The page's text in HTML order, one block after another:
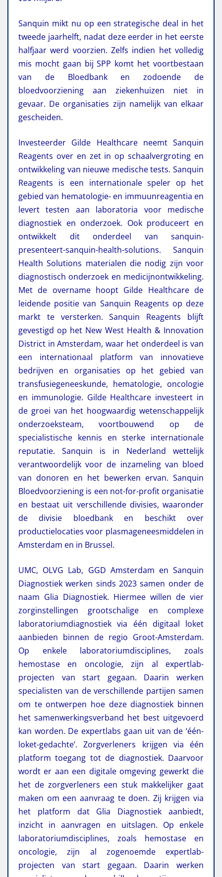
Sanquin mikt nu op een strategische deal in het
tweede jaarhelft, nadat deze eerder in het eerste
halfjaar werd voorzien. Zelfs indien het volledig
mis mocht gaan bij SPP komt het voortbestaan
van de Bloedbank en zodoende de
bloedvoorziening aan ziekenhuizen niet in
gevaar. De organisaties zijn namelijk van elkaar
gescheiden.
Investeerder Gilde Healthcare neemt Sanquin
Reagents over en zet in op schaalvergroting en
ontwikkeling van nieuwe medische tests. Sanquin
Reagents is een internationale speler op het
gebied van hematologie- en immuunreagentia en
levert testen aan laboratoria voor medische
diagnostiek en onderzoek. Ook produceert en
ontwikkelt dit onderdeel van sanquin-
presenteert-sanquin-health-solutions. Sanquin
Health Solutions materialen die nodig zijn voor
diagnostisch onderzoek en medicijnontwikkeling.
Met de overname hoopt Gilde Healthcare de
leidende positie van Sanquin Reagents op deze
markt te versterken. Sanquin Reagents blijft
gevestigd op het New West Health & Innovation
District in Amsterdam, waar het onderdeel is van
een internationaal platform van innovatieve
bedrijven en organisaties op het gebied van
transfusiegeneeskunde, hematologie, oncologie
en immunologie. Gilde Healthcare investeert in
de groei van het hoogwaardig wetenschappelijk
onderzoeksteam, voortbouwend op de
specialistische kennis en sterke internationale
reputatie. Sanquin is in Nederland wettelijk
verantwoordelijk voor de inzameling van bloed
van donoren en het bewerken ervan. Sanquin
Bloedvoorziening is een not-for-profit organisatie
en bestaat uit verschillende divisies, waaronder
de divisie bloedbank en beschikt over
productielocaties voor plasmageneesmiddelen in
Amsterdam en in Brussel.
UMC, OLVG Lab, GGD Amsterdam en Sanquin
Diagnostiek werken sinds 2023 samen onder de
naam Glia Diagnostiek. Hiermee willen de vier
zorginstellingen grootschalige en complexe
laboratoriumdiagnostiek via één digitaal loket
aanbieden binnen de regio Groot-Amsterdam.
Op enkele laboratoriumdisciplines, zoals
hemostase en oncologie, zijn al expertlab-
projecten van start gegaan. Daarin werken
specialisten van de verschillende partijen samen
om te ontwerpen hoe deze diagnostiek binnen
het samenwerkingsverband het best uitgevoerd
kan worden. De expertlabs gaan uit van de ‘één-
loket-gedachte’. Zorgverleners krijgen via één
platform toegang tot de diagnostiek. Daarvoor
wordt er aan een digitale omgeving gewerkt die
het de zorgverleners een stuk makkelijker gaat
maken om een aanvraag te doen. Zij krijgen via
het platform dat Glia Diagnostiek aanbiedt,
inzicht in aanvragen en uitslagen. Op enkele
laboratoriumdisciplines, zoals hemostase en
oncologie, zijn al zogenoemde expertlab-
projecten van start gegaan. Daarin werken